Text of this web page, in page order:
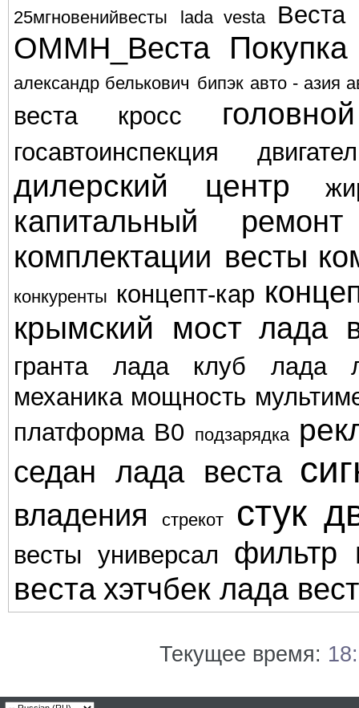
25мгновенийвесты lada vesta
ОММН_Веста
александр белькович бипэк авто - азия
веста кросс
госавтоинспекция
дилерский центр
капитальный ремонт
комплектации весты
конкуренты концепт-кар
крымский мост лада
гранта лада клуб
лада
механика мощность
платформа В0
подзарядка
седан лада веста
владения стрекот стук
весты универсал фильтр
веста хэтчбек лада
Текущее время: